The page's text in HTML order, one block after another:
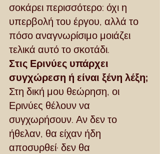
σοκάρει περισσότερο: όχι η
υπερβολή του έργου, αλλά το
πόσο αναγνωρίσιμο μοιάζει
τελικά αυτό το σκοτάδι.
Στις Ερινύες υπάρχει
συγχώρεση ή είναι ξένη λέξη;
Στη δική μου θεώρηση, οι
Ερινύες θέλουν να
συγχωρήσουν. Αν δεν το
ήθελαν, θα είχαν ήδη
αποσυρθεί· δεν θα